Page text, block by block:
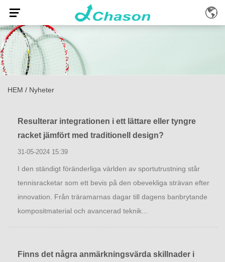
HEM / Nyheter
Resulterar integrationen i ett lättare eller tyngre
racket jämfört med traditionell design?
31-05-2024 15:39
I den ständigt föränderliga världen av sportutrustning står
tennisracketar som ett bevis på den obevekliga strävan efter
innovation. Från träramarnas dagar till dagens banbrytande
kompositmaterial och avancerad teknik...
Finns det några anmärkningsvärda skillnader i